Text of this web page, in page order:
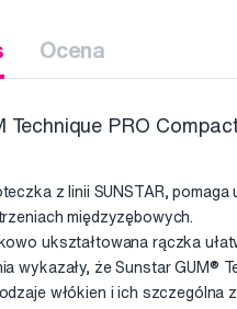
Ocena
Technique PRO
z linii SUNSTAR,
międzyzębowych.
ukształtowana rączka
wykazały, że Sunstar GUM®
włókien i ich szczególna